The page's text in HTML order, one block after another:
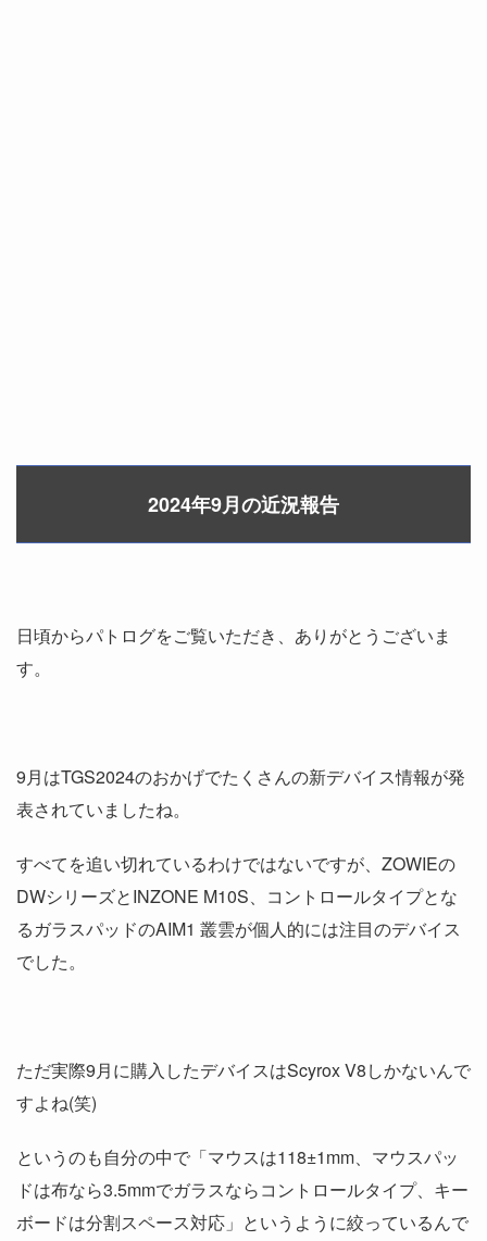
2024年9月の近況報告
日頃からパトログをご覧いただき、ありがとうございま
す。
9月はTGS2024のおかげでたくさんの新デバイス情報が発
表されていましたね。
すべてを追い切れているわけではないですが、ZOWIEの
DWシリーズとINZONE M10S、コントロールタイプとな
るガラスパッドのAIM1 叢雲が個人的には注目のデバイス
でした。
ただ実際9月に購入したデバイスはScyrox V8しかないんで
すよね(笑)
というのも自分の中で「マウスは118±1mm、マウスパッ
ドは布なら3.5mmでガラスならコントロールタイプ、キー
ボードは分割スペース対応」というように絞っているんで